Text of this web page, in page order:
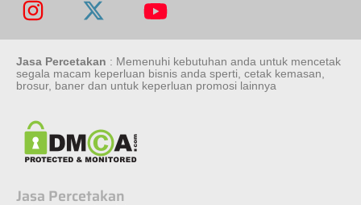
Jasa Percetakan : Memenuhi kebutuhan anda untuk mencetak
segala macam keperluan bisnis anda sperti, cetak kemasan,
brosur, baner dan untuk keperluan promosi lainnya
Jasa Percetakan